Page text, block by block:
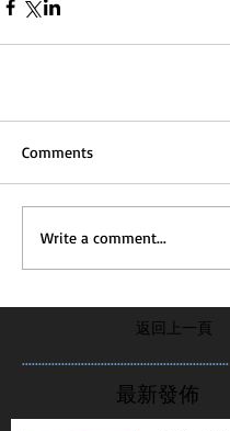
Comments
Write a comment...
返回上一頁
...............................................................
最新發佈